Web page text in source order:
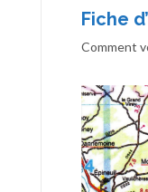
Fiche
Comment